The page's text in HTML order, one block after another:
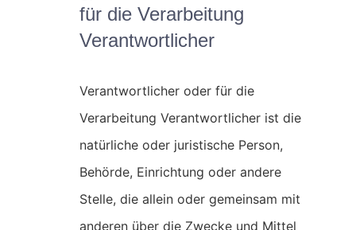
für die Verarbeitung
Verantwortlicher
Verantwortlicher oder für die
Verarbeitung Verantwortlicher ist die
natürliche oder juristische Person,
Behörde, Einrichtung oder andere
Stelle, die allein oder gemeinsam mit
anderen über die Zwecke und Mittel